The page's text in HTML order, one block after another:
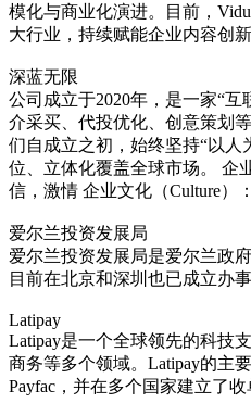
模化与商业化演进。目前，
大行业，持续赋能企业内容创
深蓝无限
公司成立于2020年，是一家“
介采买、代投优化、创意策划
们自成立之初，始终坚持“以
位、立体化覆盖全球市场。 企
信，激情 企业文化（Culture）
爱尔兰投资发展局
爱尔兰投资发展局是爱尔兰政
目前在北京和深圳也已成立办
Latipay
‌Latipay‌是一个全球领先的科技
商务等多个领域‌。Latipay的主
Payfac，并在多个国家建立了